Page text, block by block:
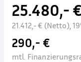
25.480,- €
21.412,- € (Netto),
290,- €
mtl.